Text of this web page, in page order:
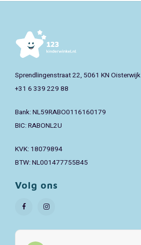
Sprendlingenstraat 22, 5061 KN Oisterwijk
+31 6 339 229 88
Bank: NL59RABO0116160179
BIC: RABONL2U
KVK: 18079894
BTW: NL001477755B45
Volg ons